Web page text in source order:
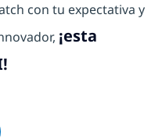
con tu expectativa y
¡esta